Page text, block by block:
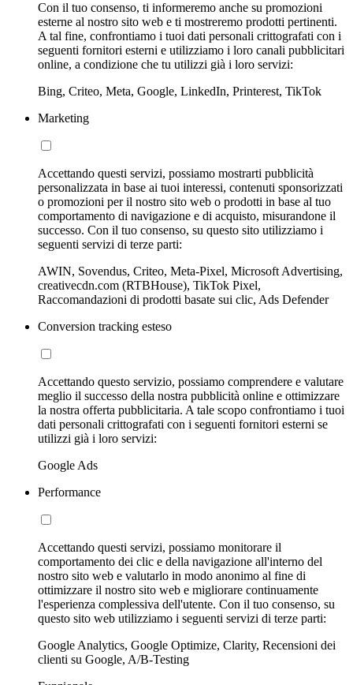
Con il tuo consenso, ti informeremo anche su promozioni
esterne al nostro sito web e ti mostreremo prodotti pertinenti.
A tal fine, confrontiamo i tuoi dati personali crittografati con i
seguenti fornitori esterni e utilizziamo i loro canali pubblicitari
online, a condizione che tu utilizzi già i loro servizi:
Bing, Criteo, Meta, Google, LinkedIn, Printerest, TikTok
Marketing
Accettando questi servizi, possiamo mostrarti pubblicità
personalizzata in base ai tuoi interessi, contenuti sponsorizzati
o promozioni per il nostro sito web o prodotti in base al tuo
comportamento di navigazione e di acquisto, misurandone il
successo. Con il tuo consenso, su questo sito utilizziamo i
seguenti servizi di terze parti:
AWIN, Sovendus, Criteo, Meta-Pixel, Microsoft Advertising,
creativecdn.com (RTBHouse), TikTok Pixel,
Raccomandazioni di prodotti basate sui clic, Ads Defender
Conversion tracking esteso
Accettando questo servizio, possiamo comprendere e valutare
meglio il successo della nostra pubblicità online e ottimizzare
la nostra offerta pubblicitaria. A tale scopo confrontiamo i tuoi
dati personali crittografati con i seguenti fornitori esterni se
utilizzi già i loro servizi:
Google Ads
Performance
Accettando questi servizi, possiamo monitorare il
comportamento dei clic e della navigazione all'interno del
nostro sito web e valutarlo in modo anonimo al fine di
ottimizzare il nostro sito web e migliorare continuamente
l'esperienza complessiva dell'utente. Con il tuo consenso, su
questo sito web utilizziamo i seguenti servizi di terze parti:
Google Analytics, Google Optimize, Clarity, Recensioni dei
clienti su Google, A/B-Testing